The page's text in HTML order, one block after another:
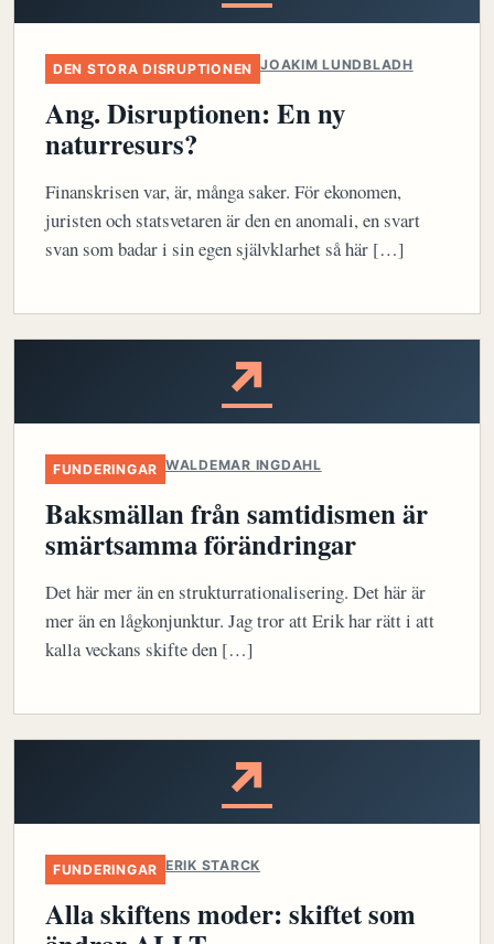
DEN STORA DISRUPTIONEN JOAKIM LUNDBLADH
Ang. Disruptionen: En ny
naturresurs?
Finanskrisen var, är, många saker. För ekonomen,
juristen och statsvetaren är den en anomali, en svart
svan som badar i sin egen självklarhet så här […]
↗
FUNDERINGAR WALDEMAR INGDAHL
Baksmällan från samtidismen är
smärtsamma förändringar
Det här mer än en strukturrationalisering. Det här är
mer än en lågkonjunktur. Jag tror att Erik har rätt i att
kalla veckans skifte den […]
↗
FUNDERINGAR ERIK STARCK
Alla skiftens moder: skiftet som